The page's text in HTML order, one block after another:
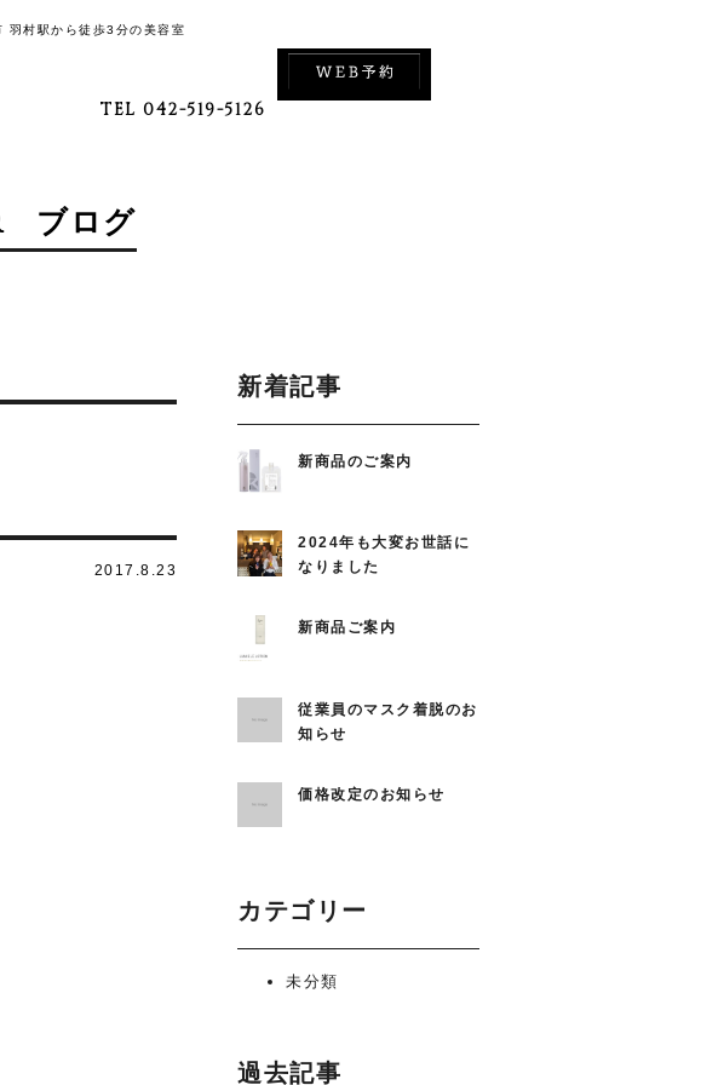
村駅から徒歩3分の美容室
TEL 042-519-5126
ブログ
2017.8.23
新着記事
新商品のご案内
2024年も大変お世話に
なりました
新商品ご案内
従業員のマスク着脱のお
知らせ
価格改定のお知らせ
カテゴリー
未分類
過去記事